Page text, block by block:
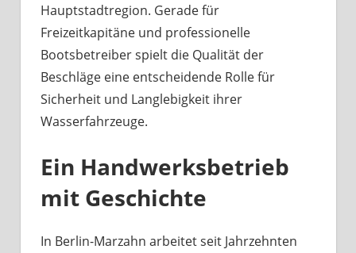
Hauptstadtregion. Gerade für
Freizeitkapitäne und professionelle
Bootsbetreiber spielt die Qualität der
Beschläge eine entscheidende Rolle für
Sicherheit und Langlebigkeit ihrer
Wasserfahrzeuge.
Ein Handwerksbetrieb
mit Geschichte
In Berlin-Marzahn arbeitet seit Jahrzehnten